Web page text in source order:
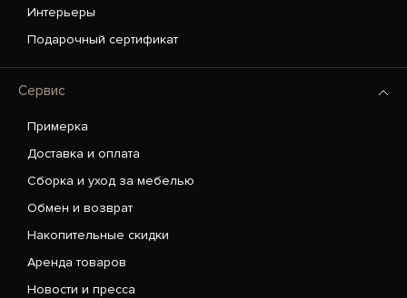
Интерьеры
Подарочный сертификат
Сервис
Примерка
Доставка и оплата
Сборка и уход за мебелью
Обмен и возврат
Накопительные скидки
Аренда товаров
Новости и пресса